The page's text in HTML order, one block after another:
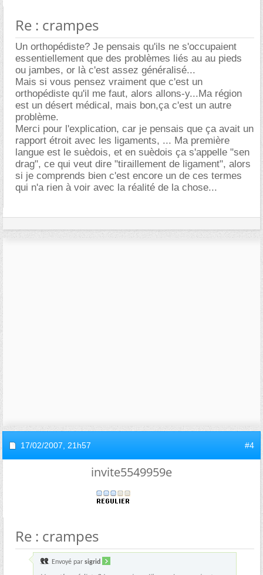
Re : crampes
Un orthopédiste? Je pensais qu'ils ne s'occupaient
essentiellement que des problèmes liés au au pieds
ou jambes, or là c'est assez généralisé...
Mais si vous pensez vraiment que c'est un
orthopédiste qu'il me faut, alors allons-y...Ma région
est un désert médical, mais bon,ça c'est un autre
problème.
Merci pour l'explication, car je pensais que ça avait un
rapport étroit avec les ligaments, ... Ma première
langue est le suèdois, et en suèdois ça s'appelle "sen
drag", ce qui veut dire "tiraillement de ligament", alors
si je comprends bien c'est encore un de ces termes
qui n'a rien à voir avec la réalité de la chose...
17/02/2007, 21h57 #4
invite5549959e
Re : crampes
Envoyé par sigrid